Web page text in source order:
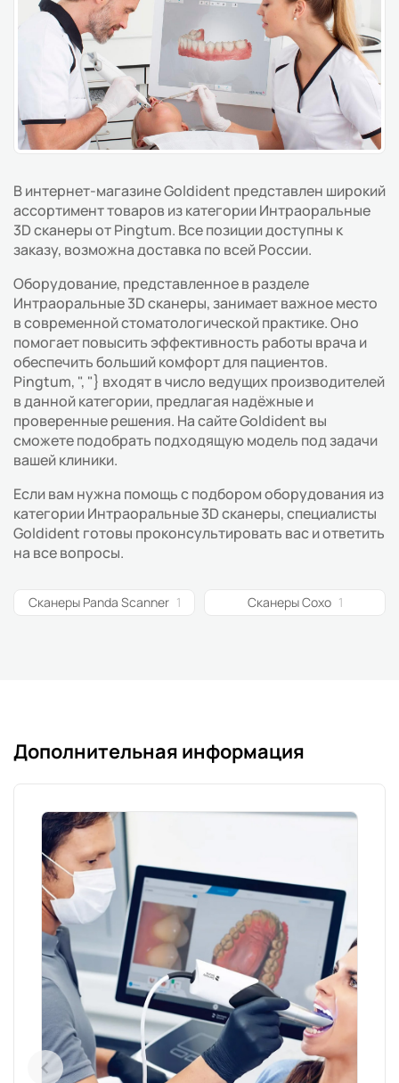
В интернет-магазине Goldident представлен широкий
ассортимент товаров из категории Интраоральные
3D сканеры от Pingtum. Все позиции доступны к
заказу, возможна доставка по всей России.
Оборудование, представленное в разделе
Интраоральные 3D сканеры, занимает важное место
в современной стоматологической практике. Оно
помогает повысить эффективность работы врача и
обеспечить больший комфорт для пациентов.
Pingtum, ", "} входят в число ведущих производителей
в данной категории, предлагая надёжные и
проверенные решения. На сайте Goldident вы
сможете подобрать подходящую модель под задачи
вашей клиники.
Если вам нужна помощь с подбором оборудования из
категории Интраоральные 3D сканеры, специалисты
Goldident готовы проконсультировать вас и ответить
на все вопросы.
Сканеры Panda Scanner 1 Сканеры Coxo 1
Дополнительная информация